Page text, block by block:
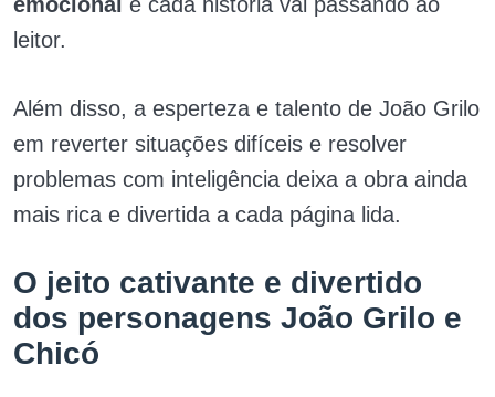
leitor.
Além disso, a esperteza e talento de João Grilo
em reverter situações difíceis e resolver
problemas com inteligência deixa a obra ainda
mais rica e divertida a cada página lida.
O jeito cativante e divertido
dos personagens João Grilo e
Chicó